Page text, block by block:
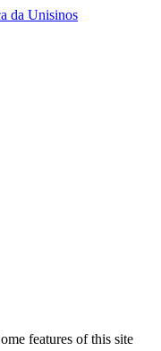
da Unisinos
features of this site